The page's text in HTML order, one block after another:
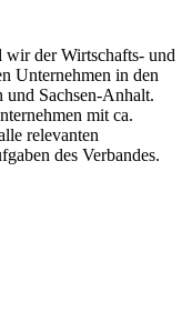
wir der Wirtschafts- und
Unternehmen in den
und Sachsen-Anhalt.
mit ca.
relevanten
des Verbandes.